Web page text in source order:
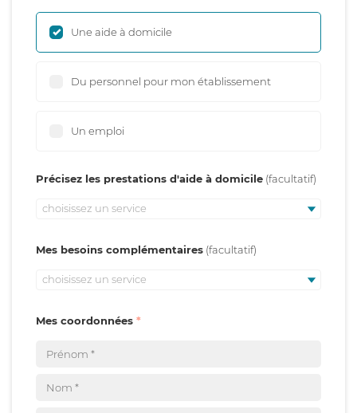
Une aide à domicile
Du personnel pour mon établissement
Un emploi
Précisez les prestations d'aide à domicile
choisissez un service
Mes besoins complémentaires
choisissez un service
Mes coordonnées